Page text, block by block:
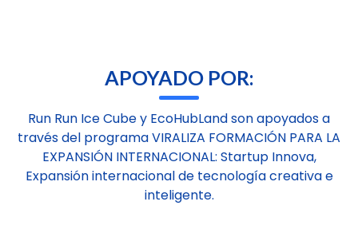
APOYADO POR:
Run Run Ice Cube y EcoHubLand son apoyados a
través del programa VIRALIZA FORMACIÓN PARA LA
EXPANSIÓN INTERNACIONAL: Startup Innova,
Expansión internacional de tecnología creativa e
inteligente.